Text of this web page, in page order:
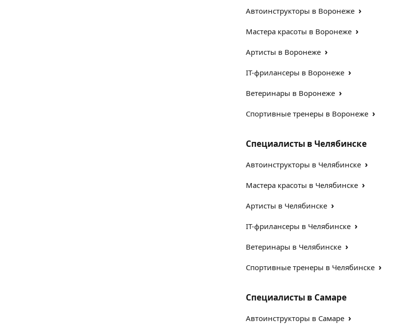
Автоинструкторы в Воронеже ›
Мастера красоты в Воронеже ›
Артисты в Воронеже ›
IT-фрилансеры в Воронеже ›
Ветеринары в Воронеже ›
Спортивные тренеры в Воронеже ›
Специалисты в Челябинске
Автоинструкторы в Челябинске ›
Мастера красоты в Челябинске ›
Артисты в Челябинске ›
IT-фрилансеры в Челябинске ›
Ветеринары в Челябинске ›
Спортивные тренеры в Челябинске ›
Специалисты в Самаре
Автоинструкторы в Самаре ›